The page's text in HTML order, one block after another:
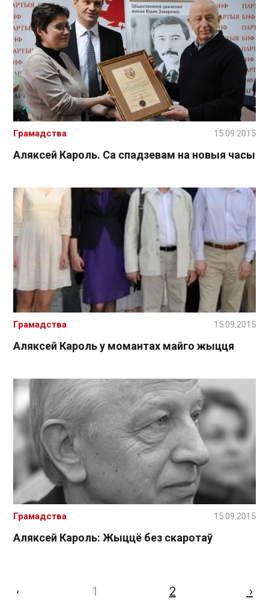
Аляксей Кароль. Са спадзевам на новыя часы
Грамадства 15.09.2015
Аляксей Кароль у момантах майго жыцця
Грамадства 15.09.2015
Аляксей Кароль: Жыццё без скаротаў
Грамадства 15.09.2015
‹ 1 2 ›